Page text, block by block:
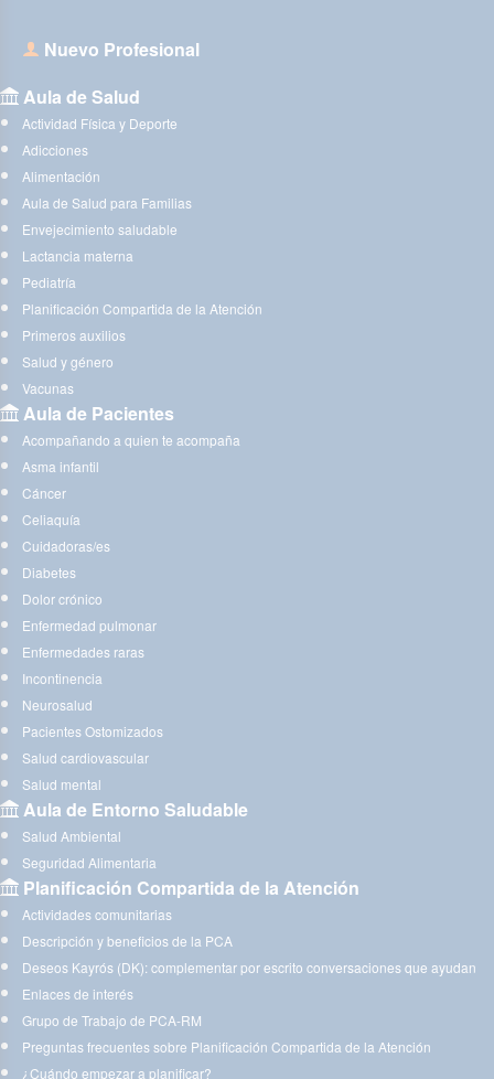
Nuevo Profesional
Aula de Salud
Actividad Física y Deporte
Adicciones
Alimentación
Aula de Salud para Familias
Envejecimiento saludable
Lactancia materna
Pediatría
Planificación Compartida de la Atención
Primeros auxilios
Salud y género
Vacunas
Aula de Pacientes
Acompañando a quien te acompaña
Asma infantil
Cáncer
Celiaquía
Cuidadoras/es
Diabetes
Dolor crónico
Enfermedad pulmonar
Enfermedades raras
Incontinencia
Neurosalud
Pacientes Ostomizados
Salud cardiovascular
Salud mental
Aula de Entorno Saludable
Salud Ambiental
Seguridad Alimentaria
Planificación Compartida de la Atención
Actividades comunitarias
Descripción y beneficios de la PCA
Deseos Kayrós (DK): complementar por escrito conversaciones que ayudan
Enlaces de interés
Grupo de Trabajo de PCA-RM
Preguntas frecuentes sobre Planificación Compartida de la Atención
¿Cuándo empezar a planificar?